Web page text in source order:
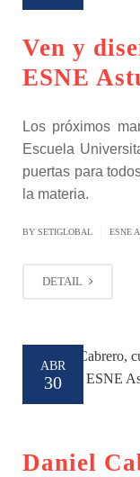
Ven y
ESNE
Los próximos
Escuela
puertas para
la materia.
BY SETIGLOBAL ESNE
DETAIL
ABR
30
Daniel